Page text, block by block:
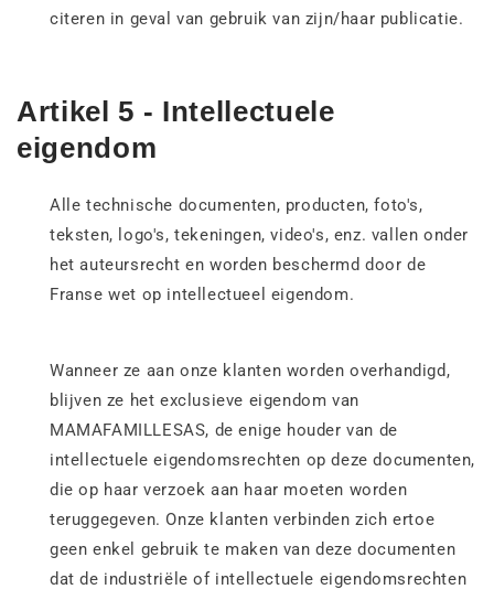
citeren in geval van gebruik van zijn/haar publicatie.
Artikel 5 - Intellectuele
eigendom
Alle technische documenten, producten, foto's,
teksten, logo's, tekeningen, video's, enz. vallen onder
het auteursrecht en worden beschermd door de
Franse wet op intellectueel eigendom.
Wanneer ze aan onze klanten worden overhandigd,
blijven ze het exclusieve eigendom van
MAMAFAMILLESAS, de enige houder van de
intellectuele eigendomsrechten op deze documenten,
die op haar verzoek aan haar moeten worden
teruggegeven. Onze klanten verbinden zich ertoe
geen enkel gebruik te maken van deze documenten
dat de industriële of intellectuele eigendomsrechten